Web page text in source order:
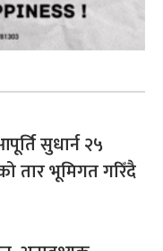
सुधार्न २५
तार भूमिगत गरिँदै